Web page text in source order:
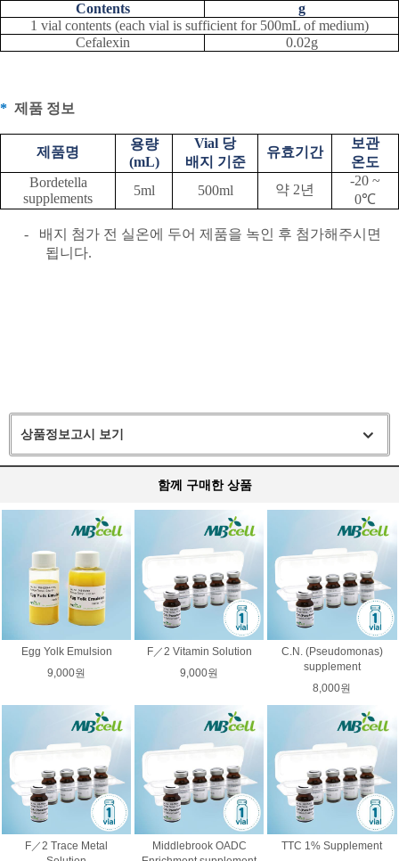
Contents
g
1 vial contents (each vial is sufficient for 500mL of medium)
Cefalexin
0.02g
* 제품 정보
제품명
용량
(mL)
Vial 당
배지 기준
유효기간
보관
온도
Bordetella
supplements
5ml 500ml 약 2년
-20 ~
0℃
-
배지 첨가 전 실온에 두어 제품을 녹인 후 첨가해주시면
됩니다.
상품정보고시 보기
함께 구매한 상품
Egg Yolk Emulsion
9,000원
F／2 Vitamin Solution
9,000원
C.N. (Pseudomonas)
supplement
8,000원
F／2 Trace Metal
Middlebrook OADC
TTC 1% Supplement